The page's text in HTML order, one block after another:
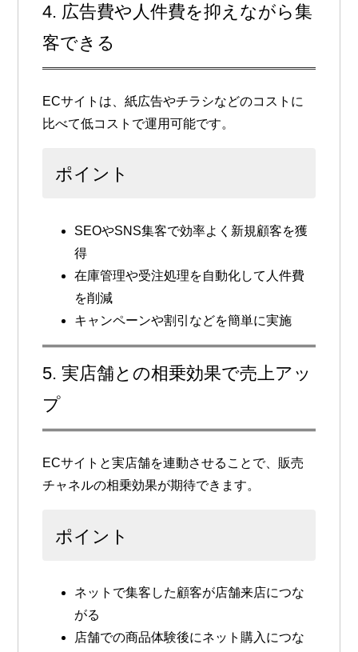
4. 広告費や人件費を抑えながら集
客できる
ECサイトは、紙広告やチラシなどのコストに
比べて低コストで運用可能です。
ポイント
SEOやSNS集客で効率よく新規顧客を獲
得
在庫管理や受注処理を自動化して人件費
を削減
キャンペーンや割引などを簡単に実施
5. 実店舗との相乗効果で売上アッ
プ
ECサイトと実店舗を連動させることで、販売
チャネルの相乗効果が期待できます。
ポイント
ネットで集客した顧客が店舗来店につな
がる
店舗での商品体験後にネット購入につな